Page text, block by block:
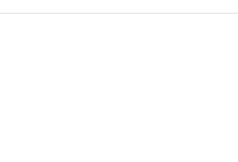
meters (10% relative
øjne.